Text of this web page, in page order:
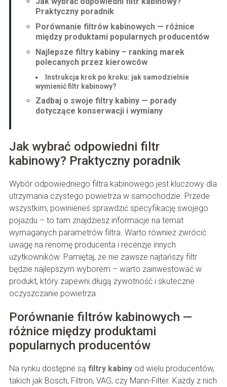
Praktyczny poradnik
Porównanie filtrów kabinowych — różnice
między produktami popularnych producentów
Najlepsze filtry kabiny – ranking marek
polecanych przez kierowców
Instrukcja krok po kroku: jak samodzielnie
wymienić filtr kabinowy?
Zadbaj o swoje filtry kabiny — porady
dotyczące konserwacji i wymiany
Jak wybrać odpowiedni filtr
kabinowy? Praktyczny poradnik
Wybór odpowiedniego filtra kabinowego jest kluczowy dla
utrzymania czystego powietrza w samochodzie. Przede
wszystkim, powinieneś sprawdzić specyfikację swojego
pojazdu – to tam znajdziesz informacje na temat
wymaganych parametrów filtra. Warto również zwrócić
uwagę na renomę producenta i recenzje innych
użytkowników. Pamiętaj, że nie zawsze najtańszy filtr
będzie najlepszym wyborem – warto zainwestować w
produkt, który zapewni długą żywotność i skuteczne
oczyszczanie powietrza.
Porównanie filtrów kabinowych —
różnice między produktami
popularnych producentów
Na rynku dostępne są filtry kabinyod wielu producentów,
takich jak Bosch, Filtron, VAG, czy Mann-Filter. Każdy z nich